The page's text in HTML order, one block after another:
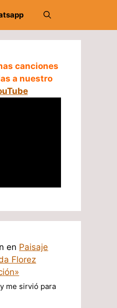
canciones
a nuestro
en Paisaje
Florez
me sirvió para